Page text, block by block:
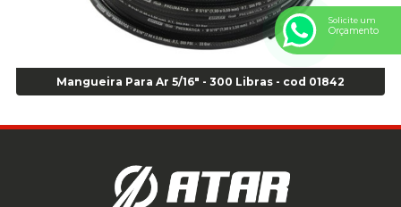
Anel p/ montagem de pneu s/cam aro 22,5 - Cod 00166
Anel para Montagem do Pneu Sem Câmara Aro 24,5 - Cod 02935
Anel para Vedação OR 325 - Cod 03390
Anel para Vedação OR 329 - Cod 01769
Anel para Vedação OR 333 - Cod 01770
Anel para Vedação OR 335 Importado - Cod 01771
Mangueira Para Ar 5/16" - 300 Libras - cod 01842
Solicite um
Orçamento